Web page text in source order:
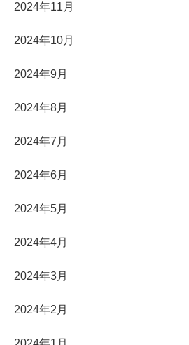
2024年11月
2024年10月
2024年9月
2024年8月
2024年7月
2024年6月
2024年5月
2024年4月
2024年3月
2024年2月